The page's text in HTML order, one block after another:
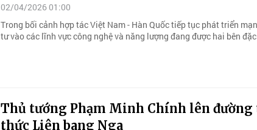
02/04/2026 01:00
Trong bối cảnh hợp tác Việt Nam - Hàn Quốc tiếp tục phát triển
tư vào các lĩnh vực công nghệ và năng lượng đang được hai bên
Thủ tướng Phạm Minh Chính lên
thức Liên bang Nga